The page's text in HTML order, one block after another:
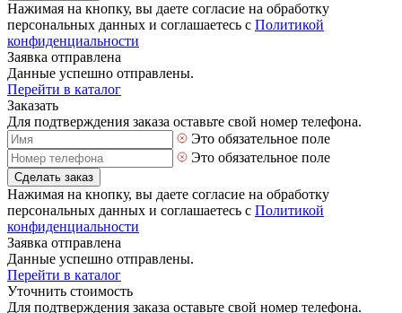
Нажимая на кнопку, вы даете согласие на обработку
персональных данных и соглашаетесь с Политикой
конфиденциальности
Заявка отправлена
Данные успешно отправлены.
Перейти в каталог
Заказать
Для подтверждения заказа оставьте свой номер телефона.
Это обязательное поле
Это обязательное поле
Сделать заказ
Нажимая на кнопку, вы даете согласие на обработку
персональных данных и соглашаетесь с Политикой
конфиденциальности
Заявка отправлена
Данные успешно отправлены.
Перейти в каталог
Уточнить стоимость
Для подтверждения заказа оставьте свой номер телефона.